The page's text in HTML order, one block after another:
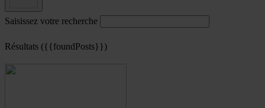
Saisissez votre recherche
Résultats ({{foundPosts}})